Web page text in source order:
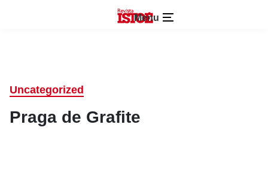
Menu
Uncategorized
Praga de Grafite